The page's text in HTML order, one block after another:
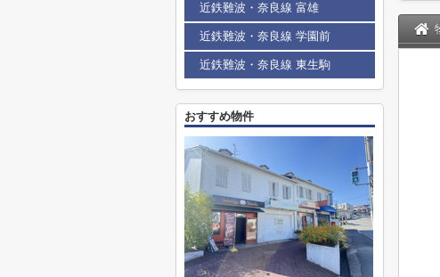
近鉄難波・奈良線 富雄
近鉄難波・奈良線 学園前
近鉄難波・奈良線 東生駒
おすすめ物件